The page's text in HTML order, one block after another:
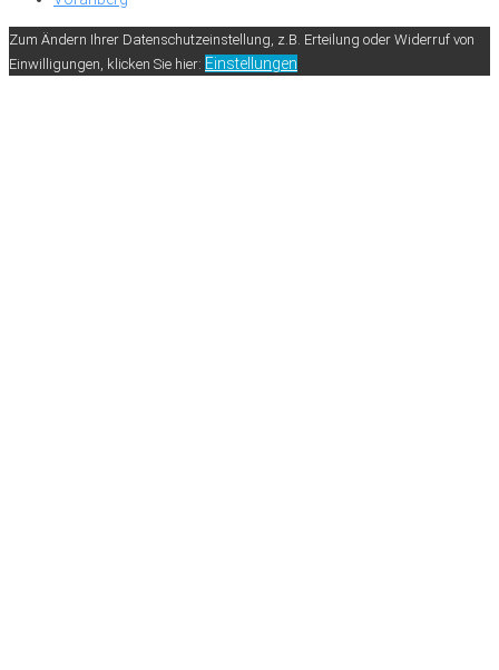
Zum Ändern Ihrer Datenschutzeinstellung, z.B. Erteilung oder Widerruf von
Einwilligungen, klicken Sie hier: Einstellungen